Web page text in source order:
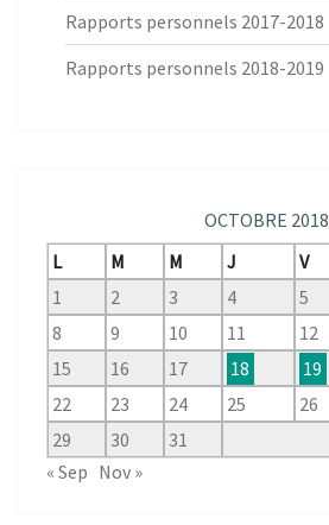
Rapports personnels 2017-2018
Rapports personnels 2018-2019
OCTOBRE 2018
L
M M J V
1
2 3 4 5
8
9 10 11 12
15
16 17 18 19
22
23 24 25 26
29
30
31
« Sep Nov »